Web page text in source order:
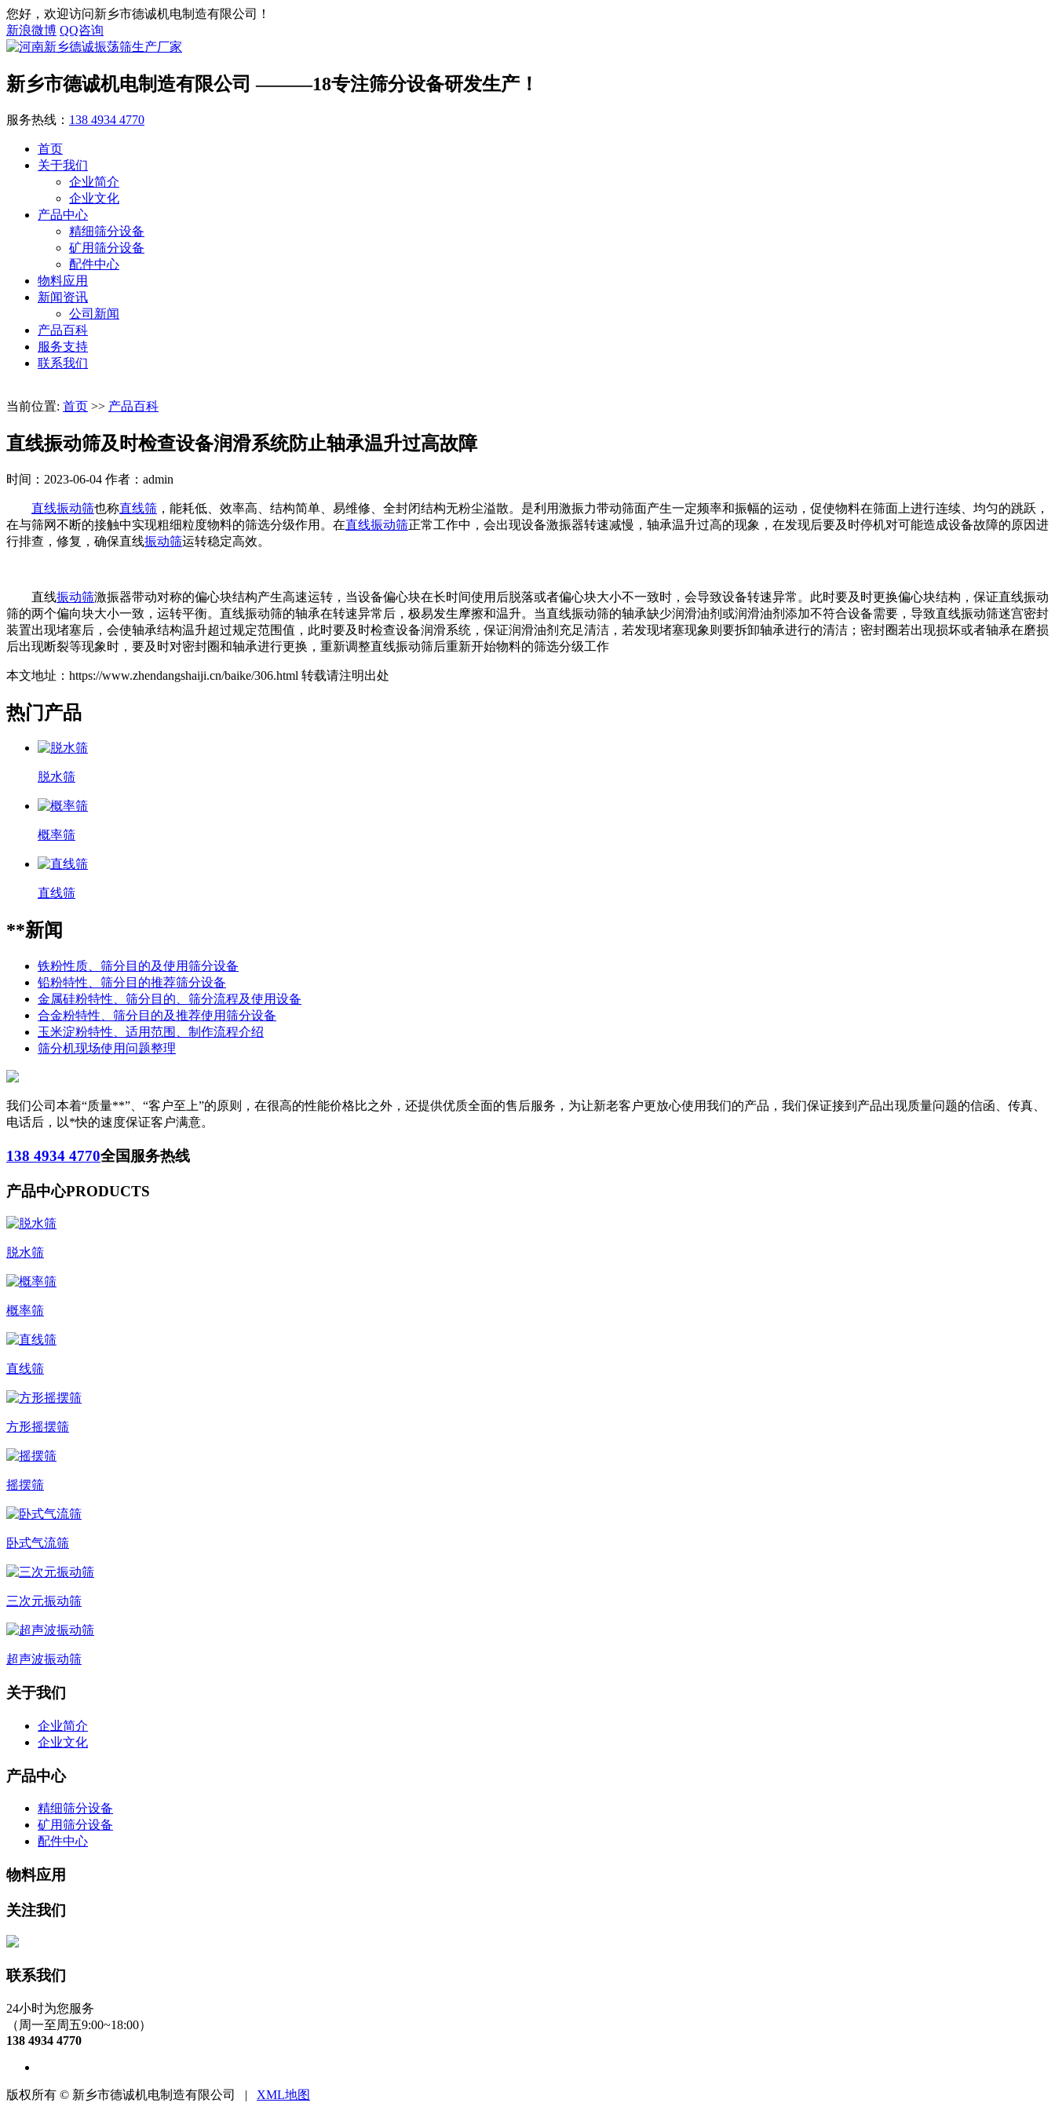
您好，欢迎访问新乡市德诚机电制造有限公司！
新浪微博 QQ咨询
新乡市德诚机电制造有限公司 ———18专注筛分设备研发生产！
服务热线： 138 4934 4770
首页
关于我们
企业简介
企业文化
产品中心
精细筛分设备
矿用筛分设备
配件中心
物料应用
新闻资讯
公司新闻
产品百科
服务支持
联系我们
当前位置: 首页 >> 产品百科
直线振动筛及时检查设备润滑系统防止轴承温升过高故障
时间：2023-06-04 作者：admin
直线振动筛也称直线筛 ，能耗低、效率高、结构简单、易维修、全封闭结构无粉尘溢散。是利用激振力带动筛面产生一定频率和振幅的运动，促使物料在筛面上进行连续、均匀的跳跃，
在与筛网不断的接触中实现粗细粒度物料的筛选分级作用。在直线振动筛正常工作中，会出现设备激振器转速减慢，轴承温升过高的现象，在发现后要及时停机对可能造成设备故障的原因进
行排查，修复，确保直线振动筛运转稳定高效。
直线振动筛激振器带动对称的偏心块结构产生高速运转，当设备偏心块在长时间使用后脱落或者偏心块大小不一致时，会导致设备转速异常。此时要及时更换偏心块结构，保证直线振动
筛的两个偏向块大小一致，运转平衡。直线振动筛的轴承在转速异常后，极易发生摩擦和温升。当直线振动筛的轴承缺少润滑油剂或润滑油剂添加不符合设备需要，导致直线振动筛迷宫密封
装置出现堵塞后，会使轴承结构温升超过规定范围值，此时要及时检查设备润滑系统，保证润滑油剂充足清洁，若发现堵塞现象则要拆卸轴承进行的清洁；密封圈若出现损坏或者轴承在磨损
后出现断裂等现象时，要及时对密封圈和轴承进行更换，重新调整直线振动筛后重新开始物料的筛选分级工作
本文地址：https://www.zhendangshaiji.cn/baike/306.html 转载请注明出处
热门产品
脱水筛
概率筛
直线筛
**新闻
铁粉性质、筛分目的及使用筛分设备
铅粉特性、筛分目的推荐筛分设备
金属硅粉特性、筛分目的、筛分流程及使用设备
合金粉特性、筛分目的及推荐使用筛分设备
玉米淀粉特性、适用范围、制作流程介绍
筛分机现场使用问题整理
我们公司本着“质量**”、“客户至上”的原则，在很高的性能价格比之外，还提供优质全面的售后服务，为让新老客户更放心使用我们的产品，我们保证接到产品出现质量问题的信函、传真、
电话后，以*快的速度保证客户满意。
138 4934 4770全国服务热线
产品中心PRODUCTS
脱水筛
概率筛
直线筛
方形摇摆筛
摇摆筛
卧式气流筛
三次元振动筛
超声波振动筛
关于我们
企业简介
企业文化
产品中心
精细筛分设备
矿用筛分设备
配件中心
物料应用
关注我们
联系我们
24小时为您服务
（周一至周五9:00~18:00）
138 4934 4770
版权所有 © 新乡市德诚机电制造有限公司 | XML地图